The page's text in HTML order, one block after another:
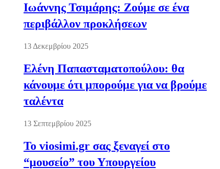
Ιωάννης Τσιμάρης: Ζούμε σε ένα
περιβάλλον προκλήσεων
13 Δεκεμβρίου 2025
Ελένη Παπασταματοπούλου: θα
κάνουμε ότι μπορούμε για να βρούμε
ταλέντα
13 Σεπτεμβρίου 2025
Το viosimi.gr σας ξεναγεί στο
“μουσείο” του Υπουργείου